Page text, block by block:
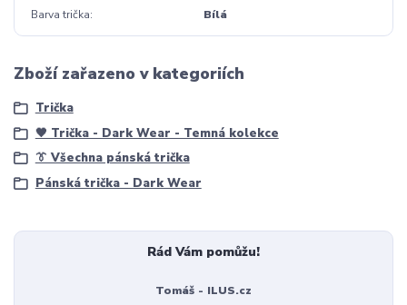
Barva trička Bílá
Zboží zařazeno v kategoriích
Trička
🖤 Trička - Dark Wear - Temná kolekce
👔 Všechna pánská trička
Pánská trička - Dark Wear
Rád Vám pomůžu!
Tomáš - ILUS.cz